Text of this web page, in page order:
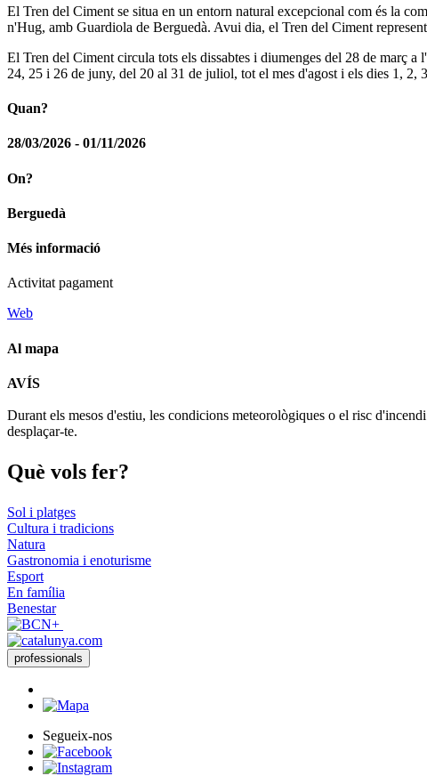
El Tren del Ciment se situa en un entorn natural excepcional com és la
n'Hug, amb Guardiola de Berguedà. Avui dia, el Tren del Ciment
El Tren del Ciment circula tots els dissabtes i diumenges del 28 de març
24, 25 i 26 de juny, del 20 al 31 de juliol, tot el mes d'agost i els dies 1, 2,
Quan?
28/03/2026 - 01/11/2026
On?
Berguedà
Més informació
Activitat pagament
Web
Al mapa
−
AVÍS
Durant els mesos d'estiu, les condicions meteorològiques o el risc
desplaçar-te.
Què vols fer?
Sol i platges
Cultura i tradicions
Natura
Gastronomia i enoturisme
Esport
En família
Benestar
professionals
Segueix-nos